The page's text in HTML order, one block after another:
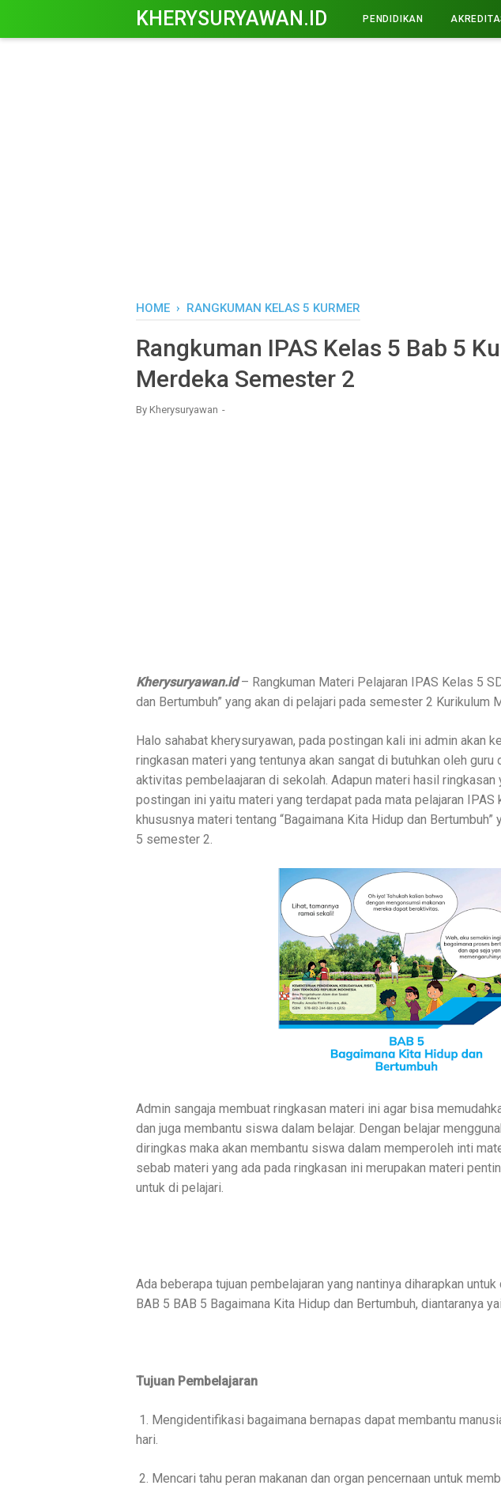
KHERYSURYAWAN.ID PENDIDIKAN
HOME › RANGKUMAN KELAS 5 KURMER
Rangkuman IPAS Kelas 5 Bab 5
Merdeka Semester 2
By Kherysuryawan
Kherysuryawan.id– Rangkuman Materi Pelajaran IPAS Kelas 5
dan Bertumbuh” yang akan di pelajari pada semester 2 Kurikulum
Halo sahabat kherysuryawan, pada postingan kali ini admin akan
ringkasan materi yang tentunya akan sangat di butuhkan oleh guru
aktivitas pembelaajaran di sekolah. Adapun materi hasil ringkasan
postingan ini yaitu materi yang terdapat pada mata pelajaran
khususnya materi tentang “Bagaimana Kita Hidup dan Bertumbuh”
5 semester 2.
Admin sangaja membuat ringkasan materi ini agar bisa
dan juga membantu siswa dalam belajar. Dengan belajar
diringkas maka akan membantu siswa dalam memperoleh inti
sebab materi yang ada pada ringkasan ini merupakan materi
untuk di pelajari.
Ada beberapa tujuan pembelajaran yang nantinya diharapkan
BAB 5 BAB 5 Bagaimana Kita Hidup dan Bertumbuh, diantaranya
Tujuan Pembelajaran
1. Mengidentifikasi bagaimana bernapas dapat membantu
hari.
2. Mencari tahu peran makanan dan organ pencernaan untuk